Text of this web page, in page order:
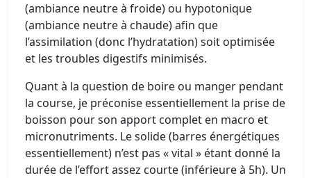
(ambiance neutre à froide) ou hypotonique
(ambiance neutre à chaude) afin que
l’assimilation (donc l’hydratation) soit optimisée
et les troubles digestifs minimisés.
Quant à la question de boire ou manger pendant
la course, je préconise essentiellement la prise de
boisson pour son apport complet en macro et
micronutriments. Le solide (barres énergétiques
essentiellement) n’est pas « vital » étant donné la
durée de l’effort assez courte (inférieure à 5h). Un